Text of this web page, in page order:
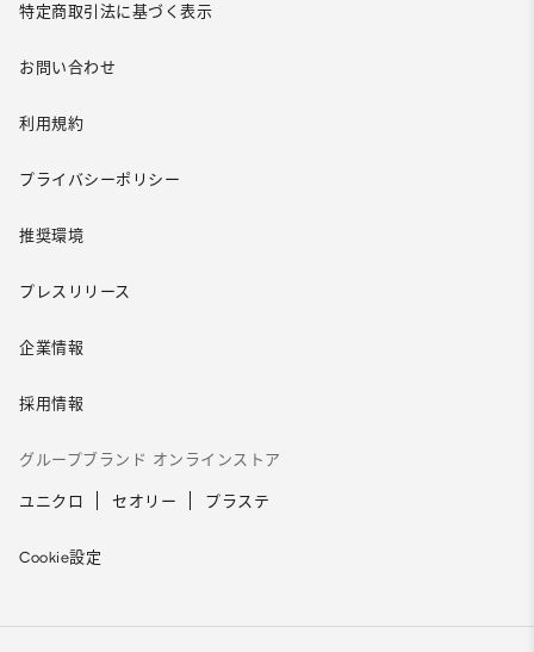
特定商取引法に基づく表示
お問い合わせ
利用規約
プライバシーポリシー
推奨環境
プレスリリース
企業情報
採用情報
グループブランド オンラインストア
ユニクロ セオリー プラステ
Cookie設定